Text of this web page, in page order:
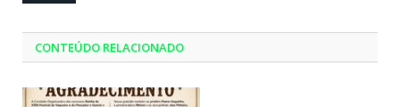
CONTEÚDO RELACIONADO